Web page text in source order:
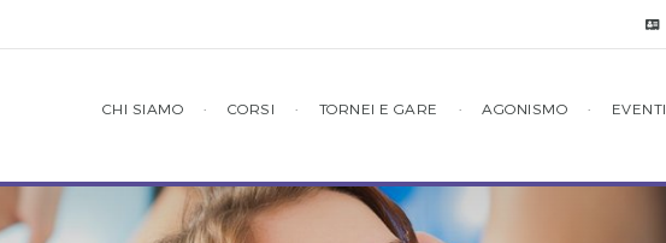
CHI SIAMO · CORSI · TORNEI E GARE · AGONISMO · EVENTI